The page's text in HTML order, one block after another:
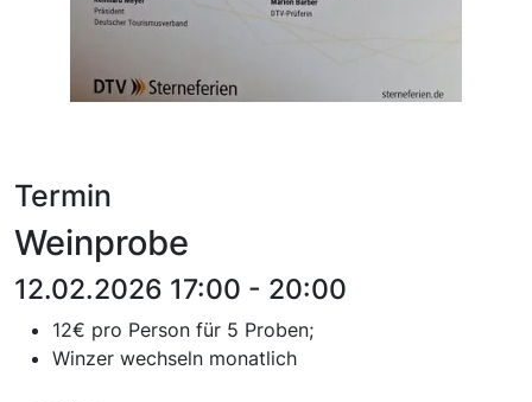
Termin
Weinprobe
12.02.2026 17:00 - 20:00
12€ pro Person für 5 Proben;
Winzer wechseln monatlich